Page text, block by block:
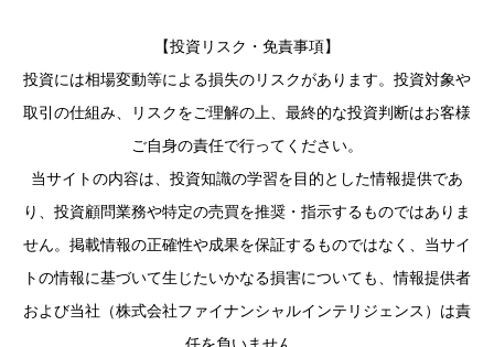
【投資リスク・免責事項】
投資には相場変動等による損失のリスクがあります。投資対象や
取引の仕組み、リスクをご理解の上、最終的な投資判断はお客様
ご自身の責任で行ってください。
当サイトの内容は、投資知識の学習を目的とした情報提供であ
り、投資顧問業務や特定の売買を推奨・指示するものではありま
せん。掲載情報の正確性や成果を保証するものではなく、当サイ
トの情報に基づいて生じたいかなる損害についても、情報提供者
および当社（株式会社ファイナンシャルインテリジェンス）は責